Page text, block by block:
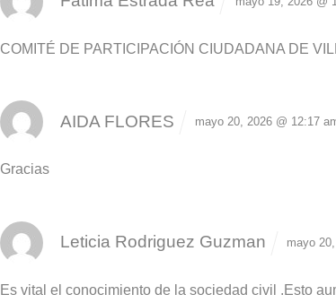
COMITÉ DE PARTICIPACIÓN CIUDADANA DE
AIDA FLORES mayo 20, 2026 @ 12:17
Gracias
Leticia Rodriguez Guzman mayo
Es vital el conocimiento de la sociedad civil .Esto